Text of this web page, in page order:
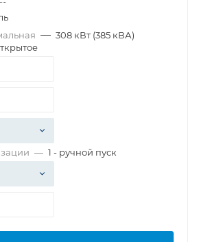
— 308 кВт (385 кВА)
— 1 - ручной пуск